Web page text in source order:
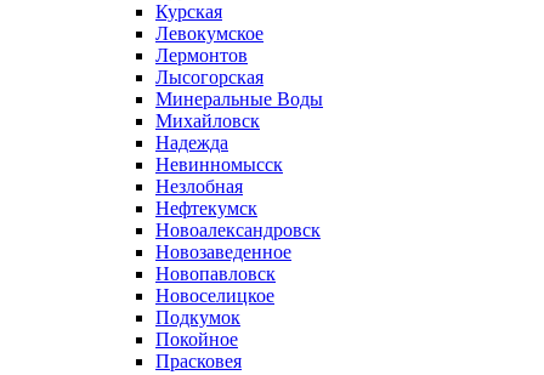
Курская
Левокумское
Лермонтов
Лысогорская
Минеральные Воды
Михайловск
Надежда
Невинномысск
Незлобная
Нефтекумск
Новоалександровск
Новозаведенное
Новопавловск
Новоселицкое
Подкумок
Покойное
Прасковея